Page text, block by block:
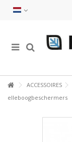
ACCESSOIRES
elleboogbeschermers